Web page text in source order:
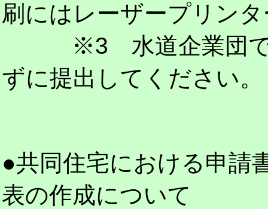
刷にはレーザープリン
※3 水道企業団で穴
ずに提出してください。
●共同住宅における申請
表の作成について